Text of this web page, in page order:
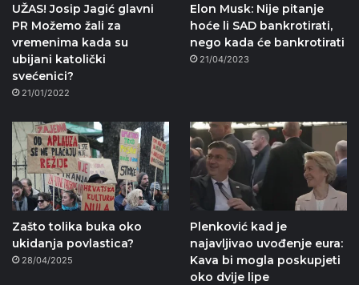
UŽAS! Josip Jagić glavni
PR Možemo žali za
vremenima kada su
ubijani katolički
svećenici?
21/01/2022
Elon Musk: Nije pitanje
hoće li SAD bankrotirati,
nego kada će bankrotirati
21/04/2023
Zašto tolika buka oko
ukidanja povlastica?
28/04/2025
Plenković kad je
najavljivao uvođenje eura:
Kava bi mogla poskupjeti
oko dvije lipe